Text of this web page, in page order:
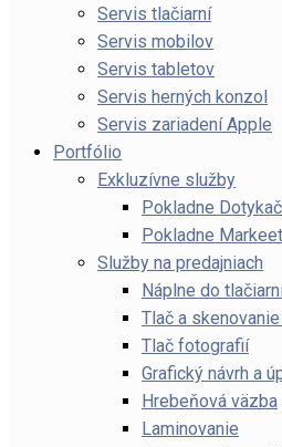
Servis tlačiarní
Servis mobilov
Servis tabletov
Servis herných konzol
Servis zariadení Apple
Portfólio
Exkluzívne služby
Pokladne
Pokladne
Služby na predajniach
Náplne do
Tlač a
Tlač fotografií
Grafický návrh a
Hrebeňová väzba
Laminovanie